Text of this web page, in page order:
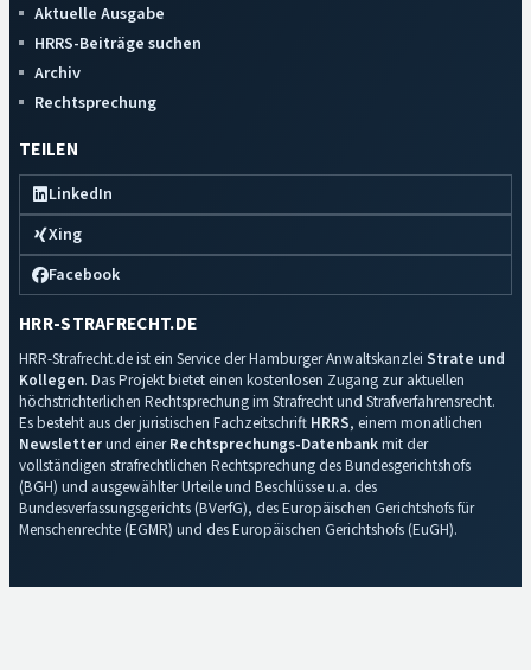
Aktuelle Ausgabe
HRRS-Beiträge suchen
Archiv
Rechtsprechung
TEILEN
LinkedIn
Xing
Facebook
HRR-STRAFRECHT.DE
HRR-Strafrecht.de ist ein Service der Hamburger Anwaltskanzlei Strate und
Kollegen. Das Projekt bietet einen kostenlosen Zugang zur aktuellen
höchstrichterlichen Rechtsprechung im Strafrecht und Strafverfahrensrecht.
Es besteht aus der juristischen Fachzeitschrift HRRS, einem monatlichen
Newsletterund einerRechtsprechungs-Datenbankmit der
vollständigen strafrechtlichen Rechtsprechung des Bundesgerichtshofs
(BGH) und ausgewählter Urteile und Beschlüsse u.a. des
Bundesverfassungsgerichts (BVerfG), des Europäischen Gerichtshofs für
Menschenrechte (EGMR) und des Europäischen Gerichtshofs (EuGH).